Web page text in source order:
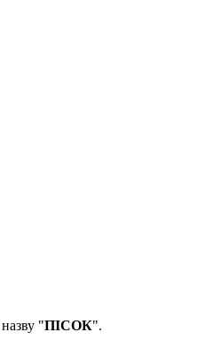
"ПІСОК".